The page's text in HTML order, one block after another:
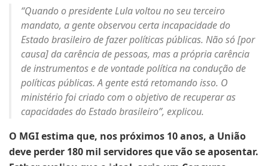
“Quando o presidente Lula voltou no seu terceiro
mandato, a gente observou certa incapacidade do
Estado brasileiro de fazer políticas públicas. Não só [por
causa] da carência de pessoas, mas a própria carência
de instrumentos e de vontade política na condução de
políticas públicas. A gente está retomando isso. O
ministério foi criado com o objetivo de recuperar as
capacidades do Estado brasileiro”, explicou.
O MGI estima que, nos próximos 10 anos, a União
deve perder 180 mil servidores que vão se aposentar.